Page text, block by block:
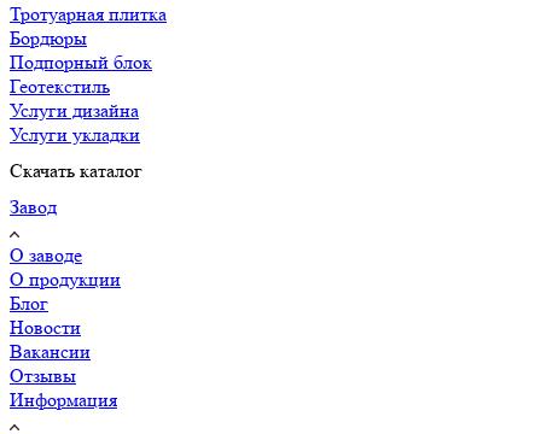
Тротуарная плитка
Бордюры
Подпорный блок
Геотекстиль
Услуги дизайна
Услуги укладки
Скачать каталог
Завод
О заводе
О продукции
Блог
Новости
Вакансии
Отзывы
Информация